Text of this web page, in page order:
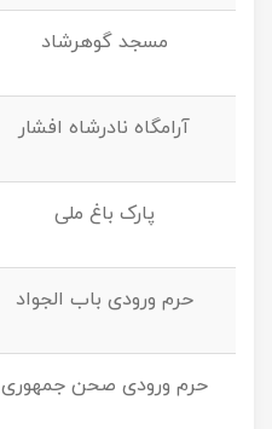
مسجد گوهرشاد
آرامگاه نادرشاه افشار
پارک باغ ملی
حرم ورودی باب الجواد
حرم ورودی صحن جمهوری